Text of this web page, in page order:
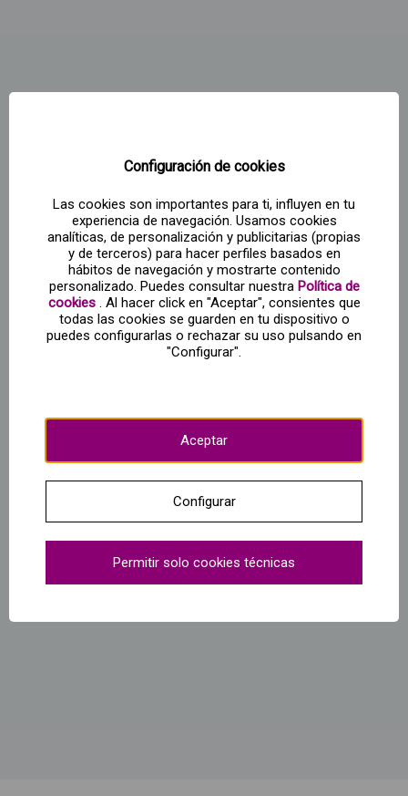
Configuración de cookies
Las cookies son importantes para ti, influyen en tu
experiencia de navegación. Usamos cookies
analíticas, de personalización y publicitarias (propias
y de terceros) para hacer perfiles basados en
hábitos de navegación y mostrarte contenido
personalizado. Puedes consultar nuestra Política de
cookies. Al hacer click en "Aceptar", consientes que
todas las cookies se guarden en tu dispositivo o
puedes configurarlas o rechazar su uso pulsando en
"Configurar".
Aceptar
Configurar
Permitir solo cookies técnicas